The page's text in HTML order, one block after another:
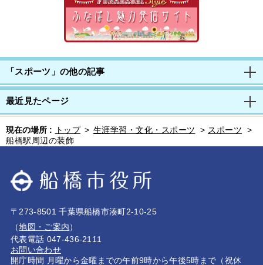
「スポーツ」の他の記事
最近見たページ
現在の場所 : トップ > 生涯学習・文化・スポーツ > スポーツ
>
船橋駅周辺の装飾
〒273-8501 千葉県船橋市湊町2-10-25
（地図・ご案内）
代表電話 047-436-2111
お問い合わせ
開庁時間 月曜から金曜までの午前9時から午後5時まで（祝休